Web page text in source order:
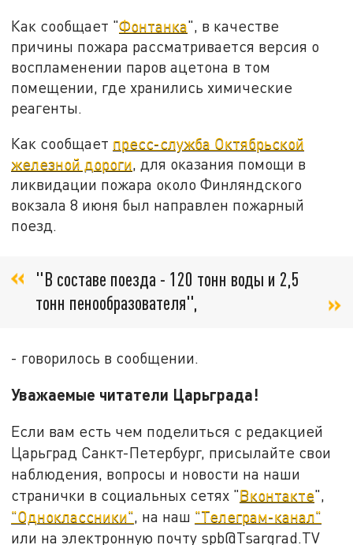
Как сообщает "Фонтанка", в качестве
причины пожара рассматривается версия о
воспламенении паров ацетона в том
помещении, где хранились химические
реагенты.
Как сообщает пресс-служба Октябрьской
железной дороги, для оказания помощи в
ликвидации пожара около Финляндского
вокзала 8 июня был направлен пожарный
поезд.
"В составе поезда - 120 тонн воды и 2,5
тонн пенообразователя",
- говорилось в сообщении.
Уважаемые читатели Царьграда!
Если вам есть чем поделиться с редакцией
Царьград Санкт-Петербург, присылайте свои
наблюдения, вопросы и новости на наши
странички в социальных сетях "Вконтакте",
"Одноклассники", на наш "Телеграм-канал"
или на электронную почту spb@Tsargrad.TV